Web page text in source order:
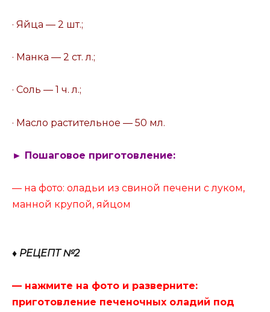
· Яйца — 2 шт.;
· Манка — 2 ст. л.;
· Соль — 1 ч. л.;
· Масло растительное — 50 мл.
► Пошаговое приготовление:
— на фото: оладьи из свиной печени с луком,
манной крупой, яйцом
♦ РЕЦЕПТ №2
— нажмите на фото и разверните:
приготовление печеночных оладий под